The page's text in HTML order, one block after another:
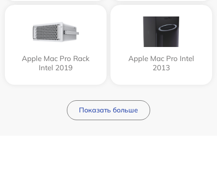
Apple Mac Pro Rack
Intel 2019
Apple Mac Pro Intel
2013
Показать больше